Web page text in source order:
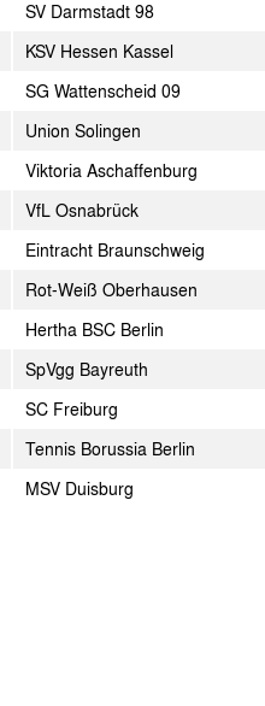
Fr. 11.04.1986
Sa. 19.04.1986
Di. 22.04.1986
Sa. 26.04.1986
Sa. 17.05.1986
Mi. 21.05.1986
SV Darmstadt 98
KSV Hessen Kassel
SG Wattenscheid 09
Union Solingen
Viktoria Aschaffenburg
VfL Osnabrück
Eintracht Braunschweig
Rot-Weiß Oberhausen
Hertha BSC Berlin
SpVgg Bayreuth
SC Freiburg
Tennis Borussia Berlin
MSV Duisburg